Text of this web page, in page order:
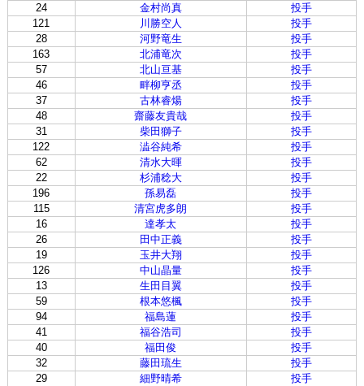
24
金村尚真
投手
121
川勝空人
投手
28
河野竜生
投手
163
北浦竜次
投手
57
北山亘基
投手
46
畔柳亨丞
投手
37
古林睿煬
投手
48
齋藤友貴哉
投手
31
柴田獅子
投手
122
澁谷純希
投手
62
清水大暉
投手
22
杉浦稔大
投手
196
孫易磊
投手
115
清宮虎多朗
投手
16
達孝太
投手
26
田中正義
投手
19
玉井大翔
投手
126
中山晶量
投手
13
生田目翼
投手
59
根本悠楓
投手
94
福島蓮
投手
41
福谷浩司
投手
40
福田俊
投手
32
藤田琉生
投手
29
細野晴希
投手